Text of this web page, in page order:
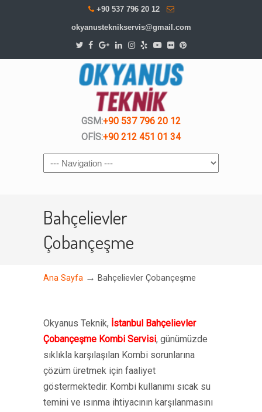
+90 537 796 20 12
okyanusteknikservis@gmail.com
GSM:+90 537 796 20 12
OFİS:+90 212 451 01 34
Navigation
Bahçelievler
Çobançeşme
Ana Sayfa → Bahçelievler Çobançeşme
Okyanus Teknik, İstanbul Bahçelievler
Çobançeşme Kombi Servisi, günümüzde
sıklıkla karşılaşılan Kombi sorunlarına
çözüm üretmek için faaliyet
göstermektedir. Kombi kullanımı sıcak su
temini ve ısınma ihtiyacının karşılanmasını